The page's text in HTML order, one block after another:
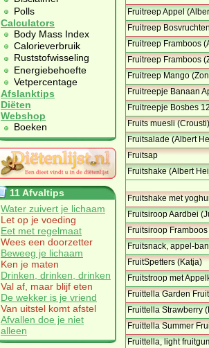
Polls
Calculators
Body Mass Index
Calorieverbruik
Ruststofwisseling
Energiebehoefte
Vetpercentage
Afslanktips
Diëten
Webshop
Boeken
11 Afvaltips
Water zuivert je lichaam
Let op je voeding
Eet met regelmaat
Wees een doorzetter
Beweeg je lichaam
Ken je maten
Drinken, drinken, drinken
Val af, maar blijf eten
De wekker is je vriend
Van uitstel komt afstel
Afvallen doe je niet
alleen
Fruitreep Appel
Fruitreep
Fruitreep Framboos
Fruitreep Framboos
Fruitreep Mango
Fruitreepje Banaan
Fruitreepje Bosbes
Fruits muesli (Crousti)
Fruitsalade (Albert
Fruitsap
Fruitshake (Albert
Fruitshake met
Fruitsiroop Aardbei
Fruitsiroop
Fruitsnack, appel-
FruitSpetters (Katja)
Fruitstroop met
Fruittella Garden
Fruittella Strawberry
Fruittella Summer
Fruittella, light